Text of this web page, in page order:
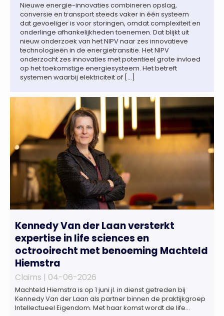
Nieuwe energie-innovaties combineren opslag,
conversie en transport steeds vaker in één systeem
dat gevoeliger is voor storingen, omdat complexiteit en
onderlinge afhankelijkheden toenemen. Dat blijkt uit
nieuw onderzoek van het NIPV naar zes innovatieve
technologieën in de energietransitie. Het NIPV
onderzocht zes innovaties met potentieel grote invloed
op het toekomstige energiesysteem. Het betreft
systemen waarbij elektriciteit of […]
Kennedy Van der Laan versterkt
expertise in life sciences en
octrooirecht met benoeming Machteld
Hiemstra
Claims | 04-06-2026
Machteld Hiemstra is op 1 juni jl. in dienst getreden bij
Kennedy Van der Laan als partner binnen de praktijkgroep
Intellectueel Eigendom. Met haar komst wordt de life